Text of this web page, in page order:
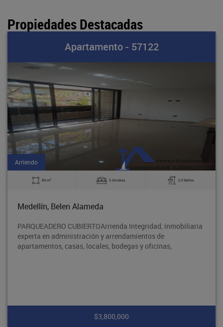
Propiedades Destacadas
Apartamento - 57122
Arriendo
85 m2 3 Alcobas 2.0 Baños
Medellín, Belen Alameda
PARQUEADERO CUBIERTOArrienda Integridad, inmobiliaria
experta en administración y arrendamientos de
apartamentos, casas, locales, bodegas y oficinas,
$3,800,000